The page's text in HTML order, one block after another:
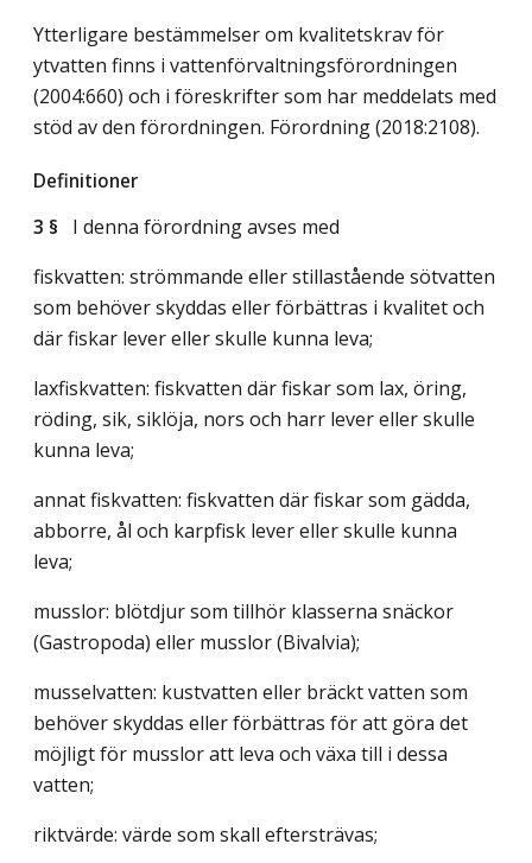
Ytterligare bestämmelser om kvalitetskrav för
ytvatten finns i vattenförvaltningsförordningen
(2004:660) och i föreskrifter som har meddelats med
stöd av den förordningen. Förordning (2018:2108).
Definitioner
3 § I denna förordning avses med
fiskvatten: strömmande eller stillastående sötvatten
som behöver skyddas eller förbättras i kvalitet och
där fiskar lever eller skulle kunna leva;
laxfiskvatten: fiskvatten där fiskar som lax, öring,
röding, sik, siklöja, nors och harr lever eller skulle
kunna leva;
annat fiskvatten: fiskvatten där fiskar som gädda,
abborre, ål och karpfisk lever eller skulle kunna
leva;
musslor: blötdjur som tillhör klasserna snäckor
(Gastropoda) eller musslor (Bivalvia);
musselvatten: kustvatten eller bräckt vatten som
behöver skyddas eller förbättras för att göra det
möjligt för musslor att leva och växa till i dessa
vatten;
riktvärde: värde som skall eftersträvas;